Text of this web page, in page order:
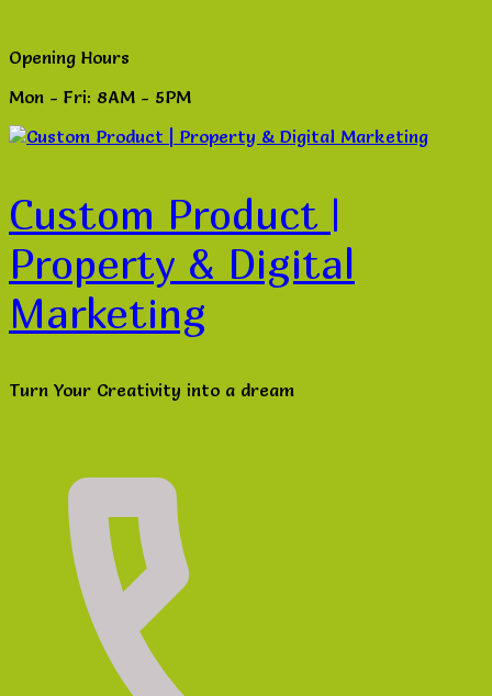
Opening Hours
Mon - Fri: 8AM - 5PM
Custom Product |
Property & Digital
Marketing
Turn Your Creativity into a dream